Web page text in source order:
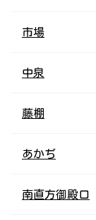
市場
中泉
藤棚
あかぢ
南直方御殿口